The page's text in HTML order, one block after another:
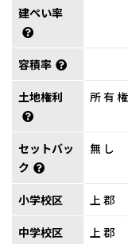
建ぺい率
容積率
土地権利 所有権
セットバッ
ク
無し
小学校区 上郡
中学校区 上郡